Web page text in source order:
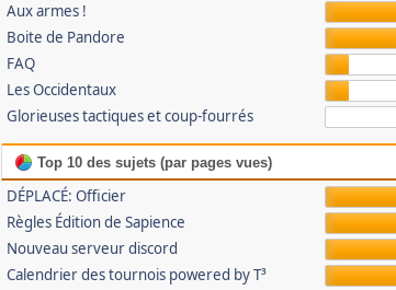
Aux armes !
Boite de Pandore
FAQ
Les Occidentaux
Glorieuses tactiques et coup-fourrés
Top 10 des sujets (par pages vues)
DÉPLACÉ: Officier
Règles Édition de Sapience
Nouveau serveur discord
Calendrier des tournois powered by T³